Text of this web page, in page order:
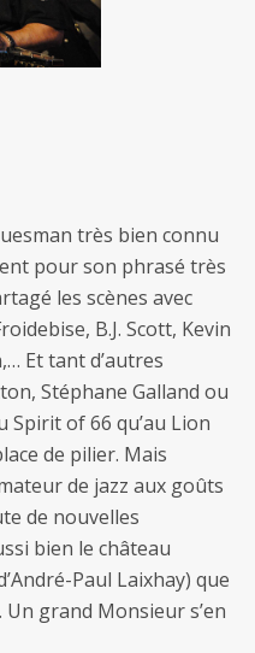
très bien connu
pour son phrasé très
les scènes avec
B.J. Scott, Kevin
Et tant d’autres
Stéphane Galland ou
Spirit of 66 qu’au Lion
de pilier. Mais
de jazz aux goûts
de nouvelles
bien le château
Paul Laixhay) que
Un grand Monsieur s’en